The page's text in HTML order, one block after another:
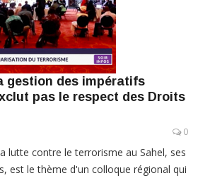
gestion des impératifs
pas le respect des Droits
0
lutte contre le terrorisme au Sahel, ses
est le thème d'un colloque régional qui